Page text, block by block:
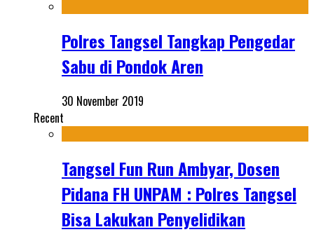
Polres Tangsel Tangkap Pengedar
Sabu di Pondok Aren
30 November 2019
Recent
Tangsel Fun Run Ambyar, Dosen
Pidana FH UNPAM : Polres Tangsel
Bisa Lakukan Penyelidikan